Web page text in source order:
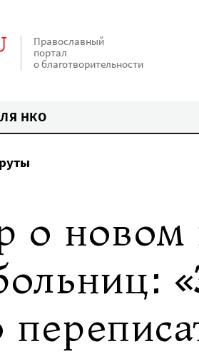
Православный
портал
о благотворительности
НКО
о новом